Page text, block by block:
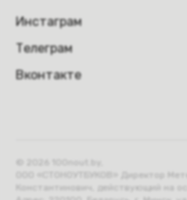
Инстаграм
Телеграм
Вконтакте
© 2026 100nout.by,
ООО «СТОНОУТБУКОВ» Директор
Константинович, действующий на